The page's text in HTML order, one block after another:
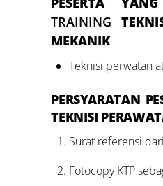
TRAINING
MEKANIK
Teknisi perwatan
PERSYARATAN
TEKNISI
Surat referensi
Fotocopy KTP